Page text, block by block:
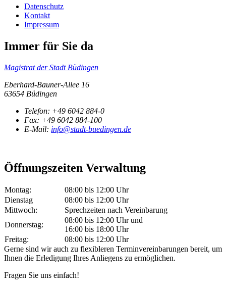
Datenschutz
Kontakt
Impressum
Immer für Sie da
Magistrat der Stadt Büdingen
Eberhard-Bauner-Allee 16
63654 Büdingen
Telefon: +49 6042 884-0
Fax: +49 6042 884-100
E-Mail: info@stadt-buedingen.de
Öffnungszeiten Verwaltung
Montag:
08:00 bis 12:00 Uhr
Dienstag
08:00 bis 12:00 Uhr
Mittwoch:
Sprechzeiten nach Vereinbarung
Donnerstag:
08:00 bis 12:00 Uhr und
16:00 bis 18:00 Uhr
Freitag:
08:00 bis 12:00 Uhr
Gerne sind wir auch zu flexibleren Terminvereinbarungen bereit, um
Ihnen die Erledigung Ihres Anliegens zu ermöglichen.
Fragen Sie uns einfach!